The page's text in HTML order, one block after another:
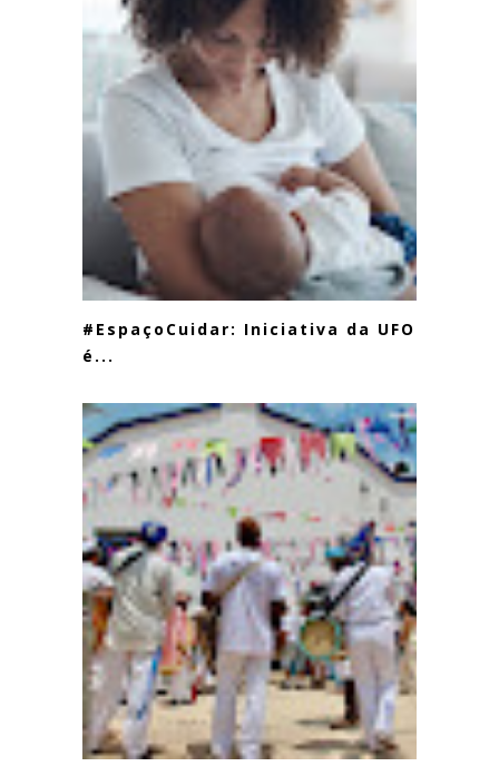
#EspaçoCuidar: Iniciativa da UFOP
é...